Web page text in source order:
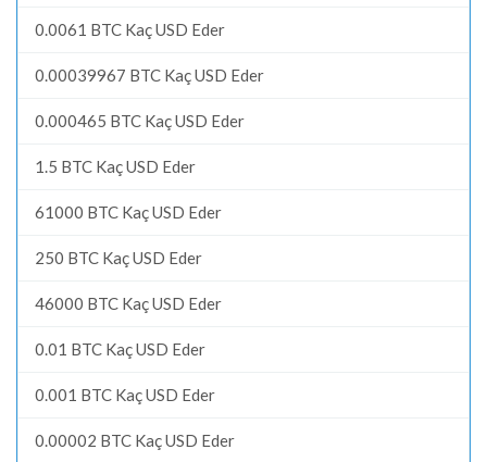
0.0061 BTC Kaç USD Eder
0.00039967 BTC Kaç USD Eder
0.000465 BTC Kaç USD Eder
1.5 BTC Kaç USD Eder
61000 BTC Kaç USD Eder
250 BTC Kaç USD Eder
46000 BTC Kaç USD Eder
0.01 BTC Kaç USD Eder
0.001 BTC Kaç USD Eder
0.00002 BTC Kaç USD Eder